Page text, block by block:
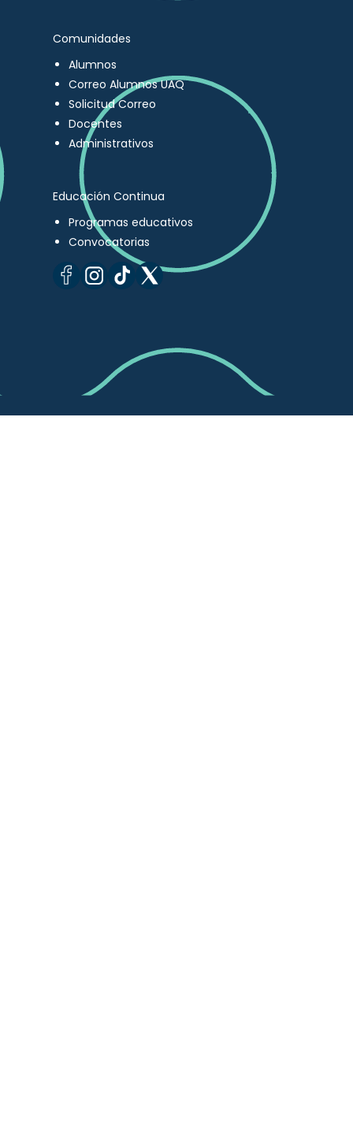
Comunidades
Alumnos
Correo Alumnos UAQ
Solicitud Correo
Docentes
Administrativos
Educación Continua
Programas educativos
Convocatorias